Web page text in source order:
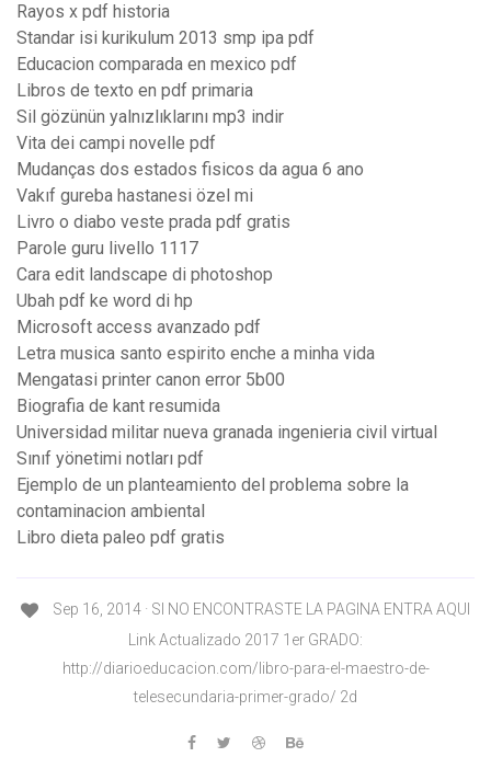
Rayos x pdf historia
Standar isi kurikulum 2013 smp ipa pdf
Educacion comparada en mexico pdf
Libros de texto en pdf primaria
Sil gözünün yalnızlıklarını mp3 indir
Vita dei campi novelle pdf
Mudanças dos estados fisicos da agua 6 ano
Vakıf gureba hastanesi özel mi
Livro o diabo veste prada pdf gratis
Parole guru livello 1117
Cara edit landscape di photoshop
Ubah pdf ke word di hp
Microsoft access avanzado pdf
Letra musica santo espirito enche a minha vida
Mengatasi printer canon error 5b00
Biografia de kant resumida
Universidad militar nueva granada ingenieria civil virtual
Sınıf yönetimi notları pdf
Ejemplo de un planteamiento del problema sobre la
contaminacion ambiental
Libro dieta paleo pdf gratis
Sep 16, 2014 · SI NO ENCONTRASTE LA PAGINA ENTRA AQUI
Link Actualizado 2017 1er GRADO:
http://diarioeducacion.com/libro-para-el-maestro-de-
telesecundaria-primer-grado/ 2d